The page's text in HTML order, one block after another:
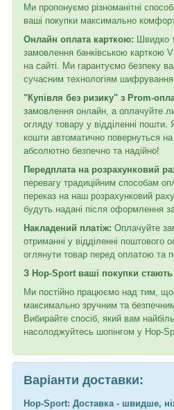
Ми пропонуємо різноманітні
ваші покупки максимально
Онлайн оплата карткою: Швидко
замовлення банківською карткою
на сайті. Ми гарантуємо безпеку
сучасним технологіям шифрування.
"Купівля без ризику" з Prom-
замовлення онлайн, а оплачуйте
огляду товару у відділенні пошти.
кошти автоматично повернуться
абсолютно безпечно та надійно!
Передплата на розрахунковий
перевагу традиційним способам
переказ на наш розрахунковий
будуть надані після оформлення
Накладений платіж: Оплачуйте
отриманні у відділенні поштового
оглянути товар перед оплатою та
З Hop-Sport ваші покупки
Ми постійно працюємо над тим,
максимально зручним та
Вибирайте спосіб, який вам
насолоджуйтесь шопінгом у Hop-
Варіанти доставки:
Hop-Sport: Доставка - швидше,